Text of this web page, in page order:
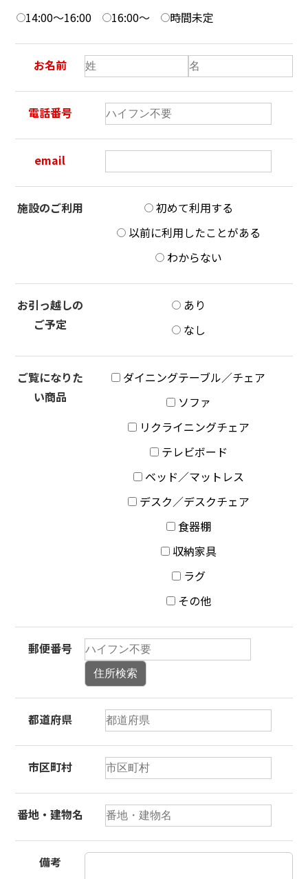
14:00～16:00
16:00～ 時間未定
お名前
電話番号
email
施設のご利用
初めて利用する
以前に利用したことがある
わからない
お引っ越しの
ご予定
あり
なし
ご覧になりた
い商品
ダイニングテーブル／チェア
ソファ
リクライニングチェア
テレビボード
ベッド／マットレス
デスク／デスクチェア
食器棚
収納家具
ラグ
その他
郵便番号
住所検索
都道府県
市区町村
番地・建物名
備考